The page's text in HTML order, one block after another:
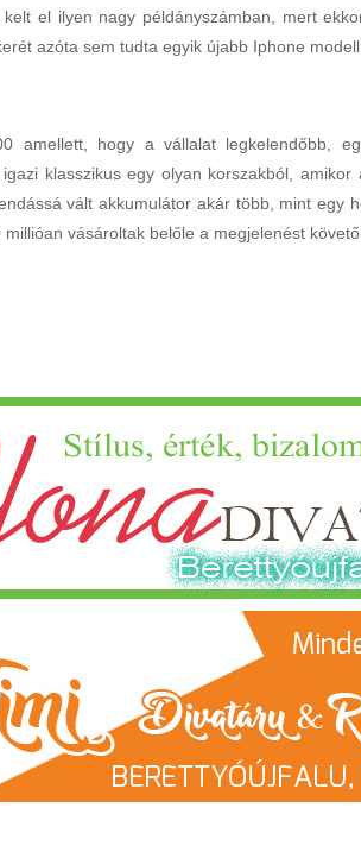
el ilyen nagy példányszámban, mert
azóta sem tudta egyik újabb Iphone
amellett, hogy a vállalat legkelendőbb,
klasszikus egy olyan korszakból,
vált akkumulátor akár több, mint egy
vásároltak belőle a megjelenést